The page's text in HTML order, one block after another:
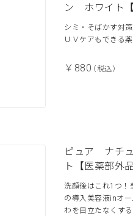
ン ホワイト【
シミ・そばかす対
ＵＶケアもできる
￥880（税込）
ピュア ナチ
ト【医薬部外品
洗顔後はこれ1つ！
の導入美容液inオ
わを目立たなくす